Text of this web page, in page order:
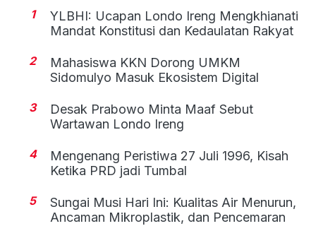
1
YLBHI: Ucapan Londo Ireng Mengkhianati
Mandat Konstitusi dan Kedaulatan Rakyat
2
Mahasiswa KKN Dorong UMKM
Sidomulyo Masuk Ekosistem Digital
3
Desak Prabowo Minta Maaf Sebut
Wartawan Londo Ireng
4
Mengenang Peristiwa 27 Juli 1996, Kisah
Ketika PRD jadi Tumbal
5
Sungai Musi Hari Ini: Kualitas Air Menurun,
Ancaman Mikroplastik, dan Pencemaran